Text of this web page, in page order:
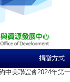
捐贈方式
中美聯誼會2024年第